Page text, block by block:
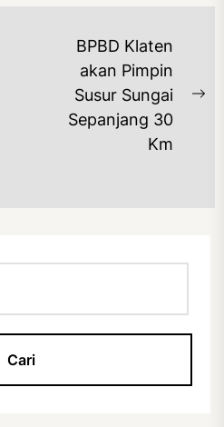
BPBD Klaten
akan Pimpin
Susur Sungai
Sepanjang 30
Km